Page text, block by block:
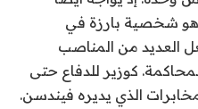
شخصية بارزة في
العديد من المناصب
كوزير للدفاع حتى
المخابرات الذي يديره فيندسن.